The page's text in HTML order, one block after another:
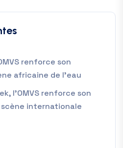
renforce son
africaine de l’eau
l’OMVS renforce son
internationale